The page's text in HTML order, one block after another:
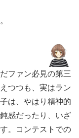
ファン必見の第三
つつも、実はラン
は、やはり精神的
感だったり、いざ
。コンテストでの